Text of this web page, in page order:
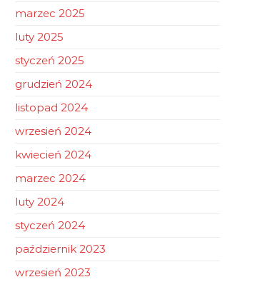
marzec 2025
luty 2025
styczeń 2025
grudzień 2024
listopad 2024
wrzesień 2024
kwiecień 2024
marzec 2024
luty 2024
styczeń 2024
październik 2023
wrzesień 2023